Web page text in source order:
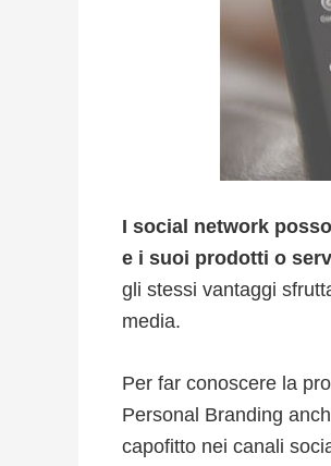
I social network
e i suoi prodotti o
gli stessi vantaggi
media.
Per far conoscere la
Personal Branding
capofitto nei canali